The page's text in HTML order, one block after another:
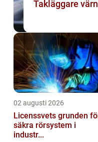
Takläggare
02 augusti 2026
Licenssvets grunden för
säkra rörsystem i
industr...